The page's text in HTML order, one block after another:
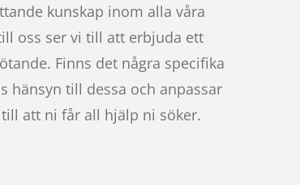
kunskap inom alla våra
oss ser vi till att erbjuda ett
Finns det några specifika
hänsyn till dessa och anpassar
att ni får all hjälp ni söker.